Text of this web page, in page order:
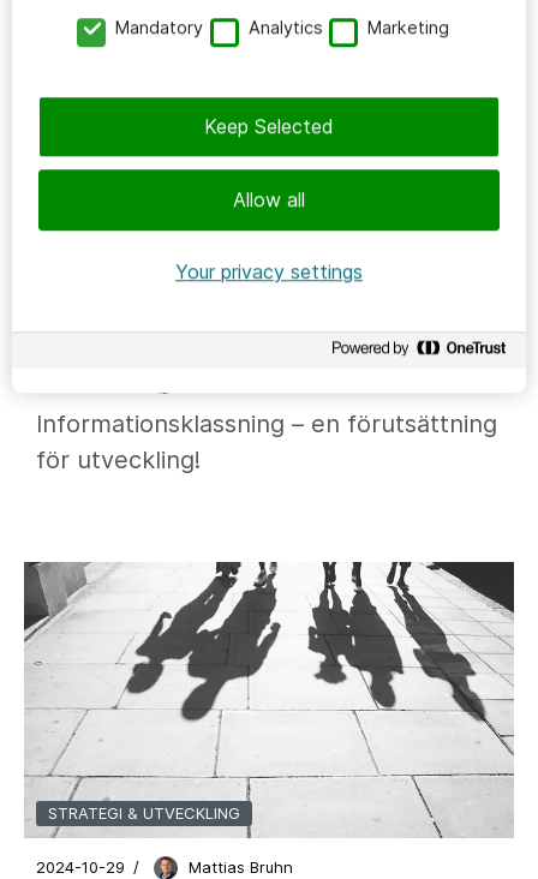
Informationsklassning – en förutsättning
för utveckling!
STRATEGI & UTVECKLING
2024-10-29 / Mattias Bruhn
Mandatory Analytics Marketing
Allow all
Keep Selected
Your privacy settings